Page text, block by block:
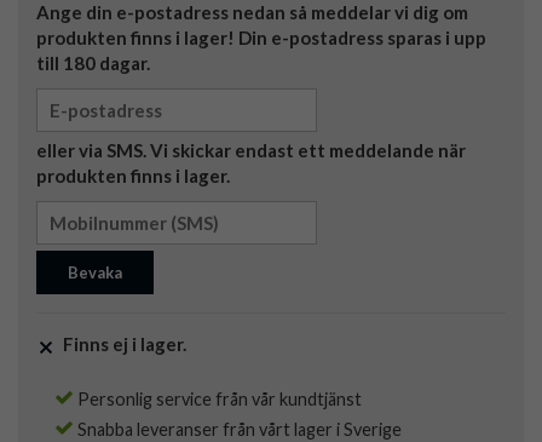
Ange din e-postadress nedan så meddelar vi dig om
produkten finns i lager! Din e-postadress sparas i upp
till 180 dagar.
eller via SMS. Vi skickar endast ett meddelande när
produkten finns i lager.
Bevaka
Finns ej i lager.
Personlig service från vår kundtjänst
Snabba leveranser från vårt lager i Sverige